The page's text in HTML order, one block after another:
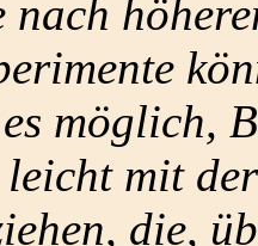
nach
möglich,
mit
die,